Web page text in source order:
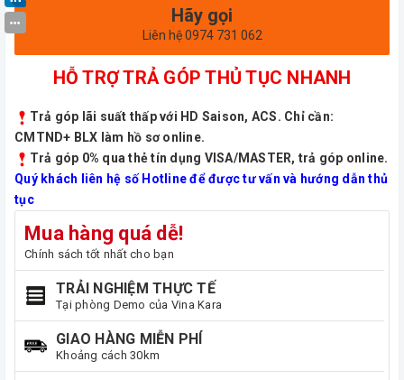
Hãy gọi
Liên hệ 0974 731 062
HỖ TRỢ TRẢ GÓP THỦ TỤC NHANH
Trả góp lãi suất thấp với HD Saison, ACS. Chỉ cần:
CMTND+ BLX làm hồ sơ online.
Trả góp 0% qua thẻ tín dụng VISA/MASTER, trả góp online.
Quý khách liên hệ số Hotline để được tư vấn và hướng dẫn thủ
tục
Mua hàng quá dễ!
Chính sách tốt nhất cho bạn
TRẢI NGHIỆM THỰC TẾ
Tại phòng Demo của Vina Kara
GIAO HÀNG MIỄN PHÍ
Khoảng cách 30km